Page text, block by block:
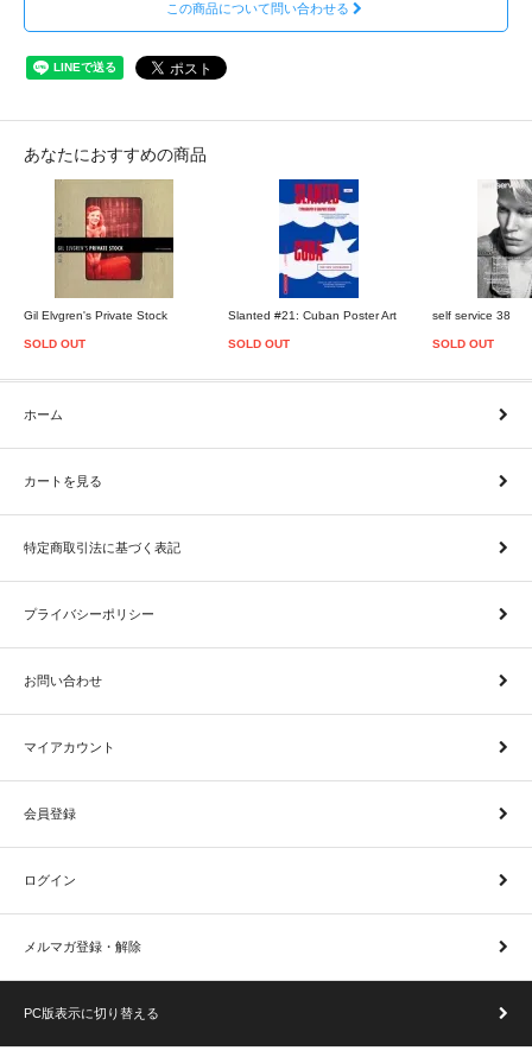
この商品について問い合わせる
あなたにおすすめの商品
Gil Elvgren's Private Stock
SOLD OUT
Slanted #21: Cuban Poster Art
SOLD OUT
self service 38
SOLD OUT
ホーム
カートを見る
特定商取引法に基づく表記
プライバシーポリシー
お問い合わせ
マイアカウント
会員登録
ログイン
メルマガ登録・解除
PC版表示に切り替える